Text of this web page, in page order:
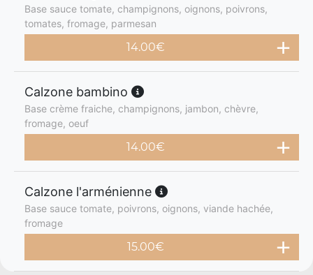
Base sauce tomate, champignons, oignons, poivrons,
tomates, fromage, parmesan
14.00€
Calzone bambino
Base crème fraiche, champignons, jambon, chèvre,
fromage, oeuf
14.00€
Calzone l'arménienne
Base sauce tomate, poivrons, oignons, viande hachée,
fromage
15.00€